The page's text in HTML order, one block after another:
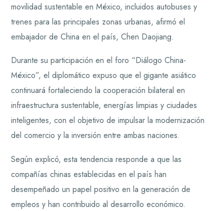
movilidad sustentable en México, incluidos autobuses y
trenes para las principales zonas urbanas, afirmó el
embajador de China en el país, Chen Daojiang.
Durante su participación en el foro “Diálogo China-
México”, el diplomático expuso que el gigante asiático
continuará fortaleciendo la cooperación bilateral en
infraestructura sustentable, energías limpias y ciudades
inteligentes, con el objetivo de impulsar la modernización
del comercio y la inversión entre ambas naciones.
Según explicó, esta tendencia responde a que las
compañías chinas establecidas en el país han
desempeñado un papel positivo en la generación de
empleos y han contribuido al desarrollo económico.